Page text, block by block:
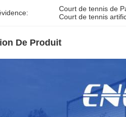
Court de tennis de
Court de tennis
De Produit